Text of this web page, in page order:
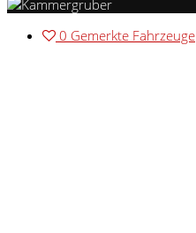
0 Gemerkte Fahrzeuge